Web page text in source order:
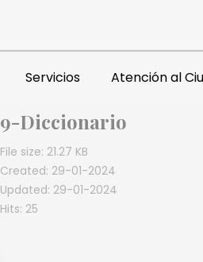
Servicios Atención al
9-Diccionario
File size: 21.27 KB
Created: 29-01-2024
Updated: 29-01-2024
Hits: 25